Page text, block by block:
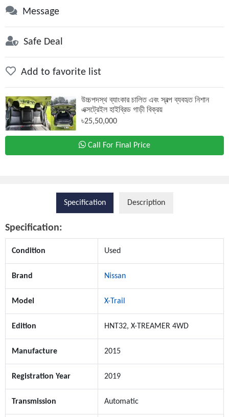
Message
Safe Deal
Add to favorite list
উচ্চপদস্থ ব্যাংকার চালিত এবং স্বল্প ব্যবহৃত নিশান
এক্সট্রেইল হাইব্রিড গাড়ী বিক্রয়
৳25,50,000
Call For Final Price
Specification Description
Specification:
Condition Used
Brand Nissan
Model X-Trail
Edition HNT32, X-TREAMER 4WD
Manufacture 2015
Registration Year 2019
Transmission Automatic